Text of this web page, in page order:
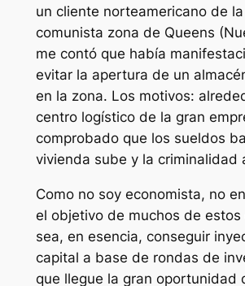
un cliente norteamericano de
comunista zona de Queens
me contó que había
evitar la apertura de un
en la zona. Los motivos:
centro logístico de la gran
comprobado que los sueldos
vivienda sube y la criminalidad
Como no soy economista, no
el objetivo de muchos de estos
sea, en esencia, conseguir
capital a base de rondas de
que llegue la gran oportunidad